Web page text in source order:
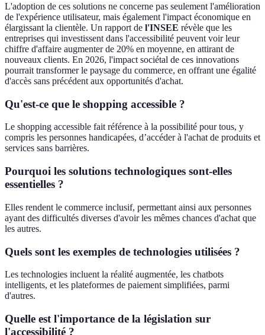
L'adoption de ces solutions ne concerne pas seulement l'amélioration
de l'expérience utilisateur, mais également l'impact économique en
élargissant la clientèle. Un rapport de l'INSEE révèle que les
entreprises qui investissent dans l'accessibilité peuvent voir leur
chiffre d'affaire augmenter de 20% en moyenne, en attirant de
nouveaux clients. En 2026, l'impact sociétal de ces innovations
pourrait transformer le paysage du commerce, en offrant une égalité
d'accès sans précédent aux opportunités d'achat.
Qu'est-ce que le shopping accessible ?
Le shopping accessible fait référence à la possibilité pour tous, y
compris les personnes handicapées, d’accéder à l'achat de produits et
services sans barrières.
Pourquoi les solutions technologiques sont-elles
essentielles ?
Elles rendent le commerce inclusif, permettant ainsi aux personnes
ayant des difficultés diverses d'avoir les mêmes chances d'achat que
les autres.
Quels sont les exemples de technologies utilisées ?
Les technologies incluent la réalité augmentée, les chatbots
intelligents, et les plateformes de paiement simplifiées, parmi
d'autres.
Quelle est l'importance de la législation sur
l'accessibilité ?